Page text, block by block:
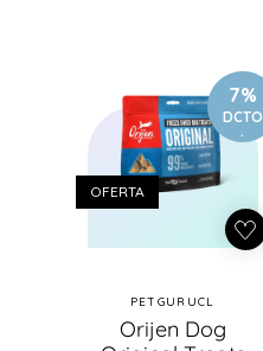
7%
DCTO
.
OFERTA
Proveedor:
PETGURUCL
Orijen Dog